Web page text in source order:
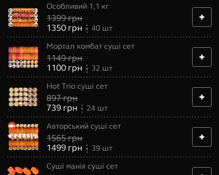
Особливий 1,1 кг
1399грн
1350 грн 40 шт
Мортал комбат суші сет
1149грн
1100 грн 32 шт
Hot Trio суші сет
897грн
739 грн 24 шт
Авторський суші сет
1565грн
1499 грн 39 шт
Суші манія суші сет